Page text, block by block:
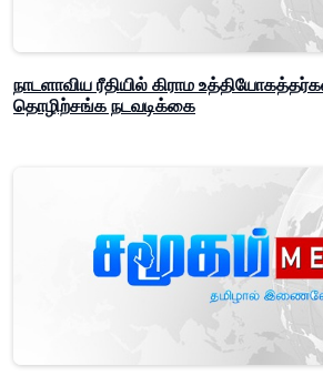
நாடளாவிய ரீதியில் கிராம
தொழிற்சங்க நடவடிக்கை